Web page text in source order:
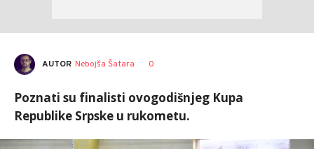
AUTOR Nebojša Šatara 0
Poznati su finalisti ovogodišnjeg Kupa
Republike Srpske u rukometu.